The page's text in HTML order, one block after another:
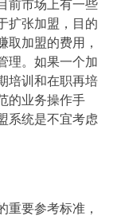
前市场上有一些
扩张加盟，目的
取加盟的费用，
理。如果一个加
培训和在职再培
的业务操作手
系统是不宜考虑
重要参考标准，